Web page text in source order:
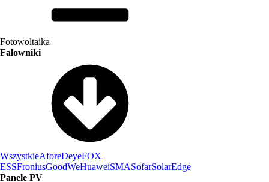
Fotowoltaika
Falowniki
WszystkieAforeDeyeFOX
ESSFroniusGoodWeHuaweiSMASofarSolarEdge
Panele PV